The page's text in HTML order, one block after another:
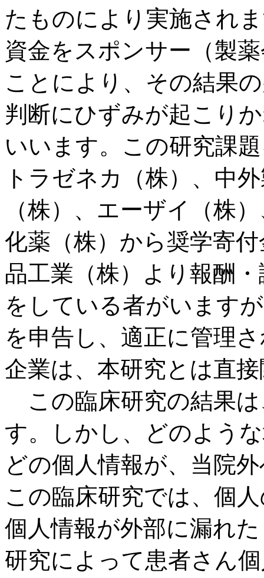
たものにより実施され
資金をスポンサー（製
ことにより、その結果
判断にひずみが起こり
いいます。この研究課
トラゼネカ（株）、中
（株）、エーザイ（株
化薬（株）から奨学寄
品工業（株）より報酬
をしている者がいます
を申告し、適正に管理
企業は、本研究とは直
この臨床研究の結果
す。しかし、どのよう
どの個人情報が、当院
この臨床研究では、個
個人情報が外部に漏れ
研究によって患者さん